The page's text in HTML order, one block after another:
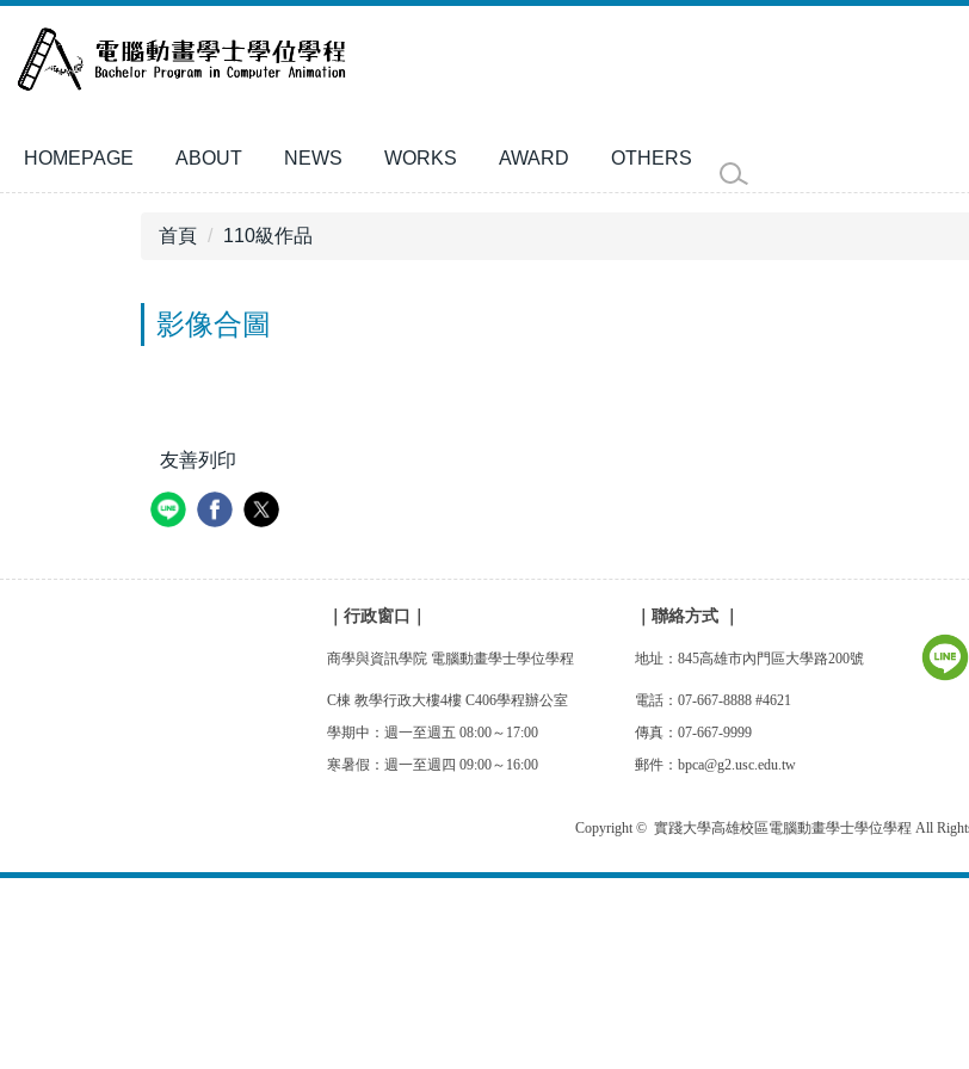
主
容
區
HOMEPAGE ABOUT NEWS WORKS AWARD OTHERS
首頁 110級作品
影像合圖
友善列印
｜行政窗口 聯絡方式
商學與資訊學院 電腦動畫學士學位學程 地址：845高雄市內門區大學路200號
C棟 教學行政大樓4樓 C406學程辦公室
電話：07-667-8888 #4621
學期中：週一至週五 08:00～17:00
傳真：07-667-9999
寒暑假：週一至週四 09:00～16:00
郵件：bpca@g2.usc.edu.tw
Copyright © 實踐大學高雄校區電腦動畫學士學位學程 All